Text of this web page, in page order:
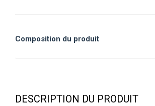
Composition du produit
DESCRIPTION DU PRODUIT